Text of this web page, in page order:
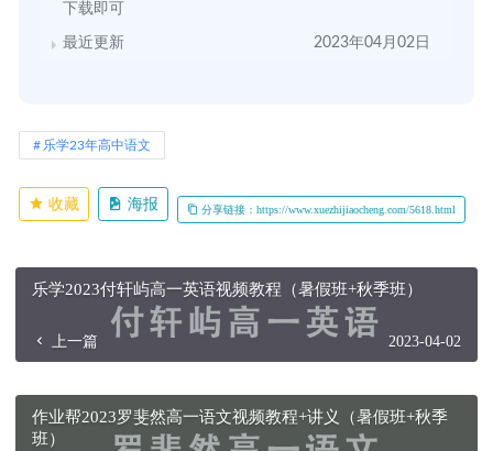
下载即可
最近更新 2023年04月02日
乐学23年高中语文
收藏 海报 分享链接：https://www.xuezhijiaocheng.com/5618.html
乐学2023付轩屿高一英语视频教程（暑假班+秋季班）
上一篇 2023-04-02
作业帮2023罗斐然高一语文视频教程+讲义（暑假班+秋季
班）